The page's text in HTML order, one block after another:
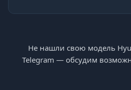
Не нашли свою модель
Telegram — обсудим